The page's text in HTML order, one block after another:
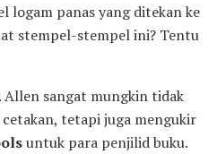
logam panas yang ditekan ke
stempel-stempel ini? Tentu
Allen sangat mungkin tidak
tetapi juga mengukir
untuk para penjilid buku.